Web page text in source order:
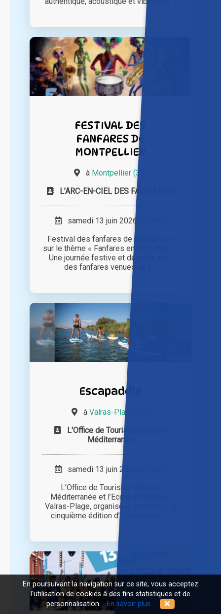
FESTIVAL DES
FANFARES DE
MONTPELLIER
à Montpellier (34)
L’ARC-EN-CIEL DES FAUBOURGS
samedi 13 juin 2026 à 00h00
Festival des fanfares de Montpellier
sur le thème « Fanfares en Hors Beat ».
Une journée festive et décalée avec
des fanfares venues de [...]
Escapaddle
à Valras-Plage (34)
L'Office de Tourisme Béziers
Méditerranée
samedi 13 juin 2026 à 09h30
L’Office de Tourisme Béziers
Méditerranée et l’Ecole de voile de
Valras-Plage, organisent, pour vous, la
cinquième édition d’Escapaddle [...]
En poursuivant la navigation sur ce site, vous acceptez
l'utilisation de cookies à des fins statistiques et de
personnalisation.En savoir plus